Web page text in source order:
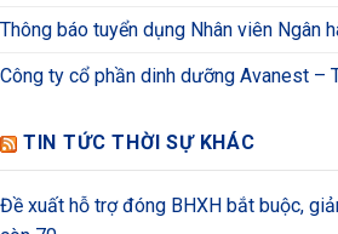
Thông báo tuyển dụng Nhân viên Ngân
Công ty cổ phần dinh dưỡng Avanest –
TIN TỨC THỜI SỰ KHÁC
Đề xuất hỗ trợ đóng BHXH bắt buộc,